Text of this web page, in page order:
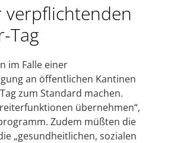
Tag
im Falle einer
an öffentlichen Kantinen
zum Standard machen.
übernehmen“,
Zudem müßten die
„gesundheitlichen, sozialen